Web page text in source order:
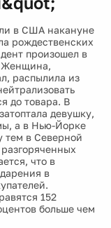
в США накануне
рождественских
произошел в
Женщина,
распылила из
до товара. В
девушку,
а в Нью-Йорке
тем в Северной
что в
в
152
больше чем